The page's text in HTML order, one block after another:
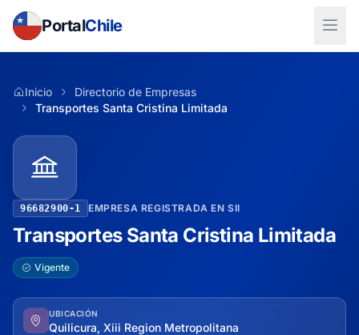
PortalChile
Inicio
Directorio de Empresas
Transportes Santa Cristina Limitada
96682900-1 EMPRESA REGISTRADA EN SII
Transportes Santa Cristina Limitada
Vigente
UBICACIÓN
Quilicura, Xiii Region Metropolitana